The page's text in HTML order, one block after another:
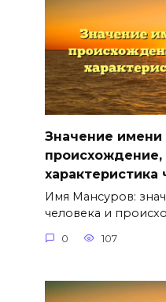
Значение имени
происхождение,
характеристика
Имя Мансуров:
человека и
0 107